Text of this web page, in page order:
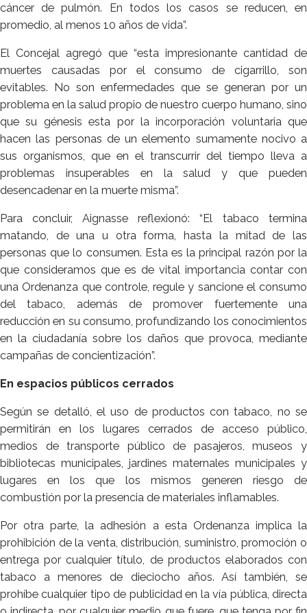
cáncer de pulmón. En todos los casos se reducen, en
promedio, al menos 10 años de vida”.
El Concejal agregó que “esta impresionante cantidad de
muertes causadas por el consumo de cigarrillo, son
evitables. No son enfermedades que se generan por un
problema en la salud propio de nuestro cuerpo humano, sino
que su génesis esta por la incorporación voluntaria que
hacen las personas de un elemento sumamente nocivo a
sus organismos, que en el transcurrir del tiempo lleva a
problemas insuperables en la salud y que pueden
desencadenar en la muerte misma”.
Para concluir, Aignasse reflexionó: “El tabaco termina
matando, de una u otra forma, hasta la mitad de las
personas que lo consumen. Esta es la principal razón por la
que consideramos que es de vital importancia contar con
una Ordenanza que controle, regule y sancione el consumo
del tabaco, además de promover fuertemente una
reducción en su consumo, profundizando los conocimientos
en la ciudadanía sobre los daños que provoca, mediante
campañas de concientización”.
En espacios públicos cerrados
Según se detalló, el uso de productos con tabaco, no se
permitirán en los lugares cerrados de acceso público,
medios de transporte público de pasajeros, museos y
bibliotecas municipales, jardines maternales municipales y
lugares en los que los mismos generen riesgo de
combustión por la presencia de materiales inflamables.
Por otra parte, la adhesión a esta Ordenanza implica la
prohibición de la venta, distribución, suministro, promoción o
entrega por cualquier título, de productos elaborados con
tabaco a menores de dieciocho años. Así también, se
prohíbe cualquier tipo de publicidad en la vía pública, directa